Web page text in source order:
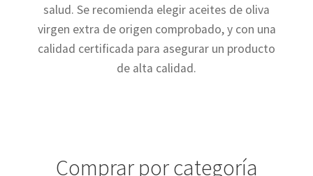
salud. Se recomienda elegir aceites de oliva
virgen extra de origen comprobado, y con una
calidad certificada para asegurar un producto
de alta calidad.
Comprar por categoría